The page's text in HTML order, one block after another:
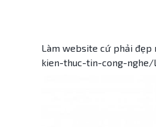
Làm website cứ phải đẹp
kien-thuc-tin-cong-